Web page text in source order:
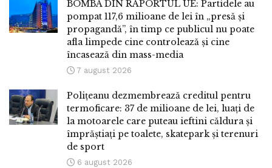
BOMBA DIN RAPORTUL UE: Partidele au
pompat 117,6 milioane de lei în „presă și
propagandă”, în timp ce publicul nu poate
afla limpede cine controlează și cine
încasează din mass-media
7 august 2026
Polițeanu dezmembrează creditul pentru
termoficare: 37 de milioane de lei, luați de
la motoarele care puteau ieftini căldura și
împrăștiați pe toalete, skatepark și terenuri
de sport
6 august 2026